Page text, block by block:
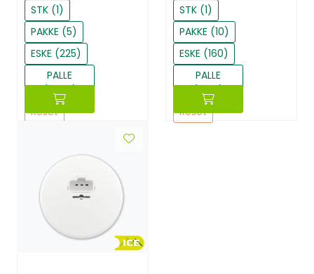
STK (1)
PAKKE (5)
ESKE (225)
PALLE
(2700)
Reset
STK (1)
PAKKE (10)
ESKE (160)
PALLE
(1920)
Reset